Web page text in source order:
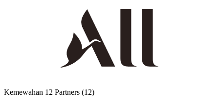
Kemewahan 12 Partners (12)